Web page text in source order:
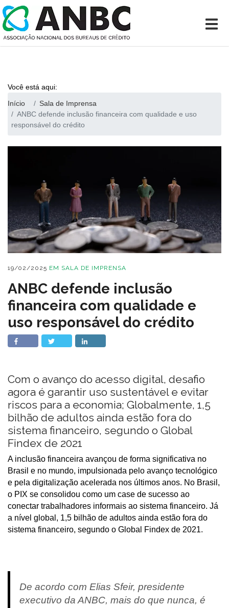
Você está aqui:
Início
Sala de Imprensa
ANBC defende inclusão financeira com qualidade e uso
responsável do crédito
19/02/2025 EM SALA DE IMPRENSA
ANBC defende inclusão
financeira com qualidade e
uso responsável do crédito
Com o avanço do acesso digital, desafio
agora é garantir uso sustentável e evitar
riscos para a economia; Globalmente, 1,5
bilhão de adultos ainda estão fora do
sistema financeiro, segundo o Global
Findex de 2021
A inclusão financeira avançou de forma significativa no
Brasil e no mundo, impulsionada pelo avanço tecnológico
e pela digitalização acelerada nos últimos anos. No Brasil,
o PIX se consolidou como um case de sucesso ao
conectar trabalhadores informais ao sistema financeiro. Já
a nível global, 1,5 bilhão de adultos ainda estão fora do
sistema financeiro, segundo o Global Findex de 2021.
De acordo com Elias Sfeir, presidente
executivo da ANBC, mais do que nunca, é